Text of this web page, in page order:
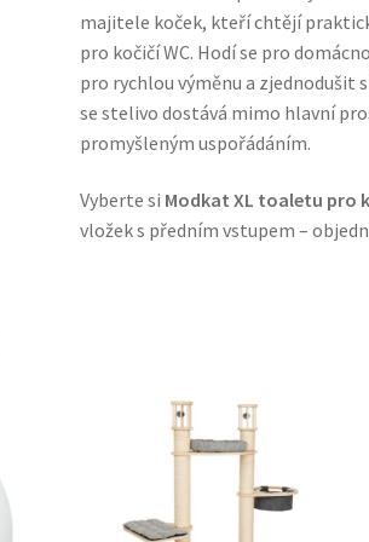
majitele koček, kteří chtějí
pro kočičí WC. Hodí se pro
pro rychlou výměnu a
se stelivo dostává mimo hlavní
promyšleným uspořádáním.
Vyberte si Modkat XL toaletu pro
vložek s předním vstupem –